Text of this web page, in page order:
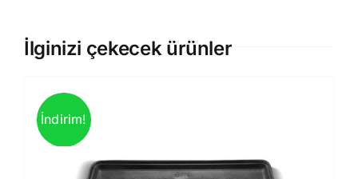
İlginizi çekecek ürünler
İndirim!